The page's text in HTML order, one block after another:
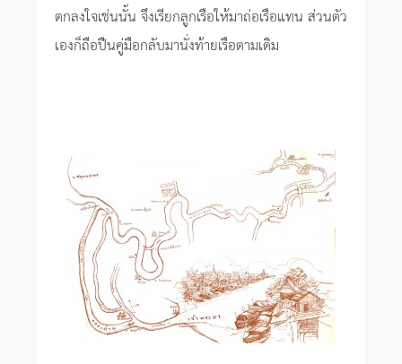
ตกลงใจเช่นนั้น จึงเรียกลูกเรือให้มาถ่อเรือแทน ส่วนตัว
เองก็ถือปืนคู่มือกลับมานั่งท้ายเรือตามเดิม